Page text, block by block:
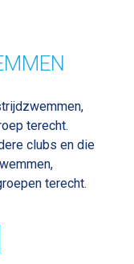
terecht.
clubs en die
terecht.